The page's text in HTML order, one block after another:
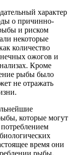
характер
о причинно-
и риском
некоторые
количество
ожогов и
Кроме
рыбы было
не отражать
которые могут
время они
рыбы.